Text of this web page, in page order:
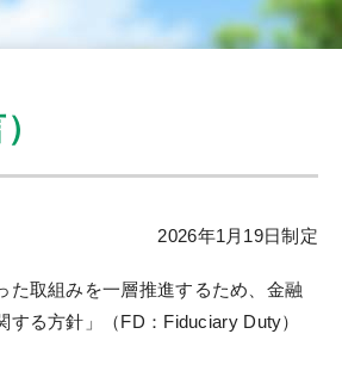
2026年1月19日制定
取組みを一層推進するため、金融
る方針」（FD：Fiduciary Duty）